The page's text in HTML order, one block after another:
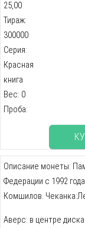
25,00
Тираж:
300000
Серия:
Красная
книга
Вес: 0
Проба:
Описание монеты:
Федерации с 1992
Комшилов.
Аверс: в центре